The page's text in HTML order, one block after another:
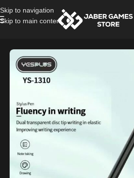
Skip to navigation
Skip to main content